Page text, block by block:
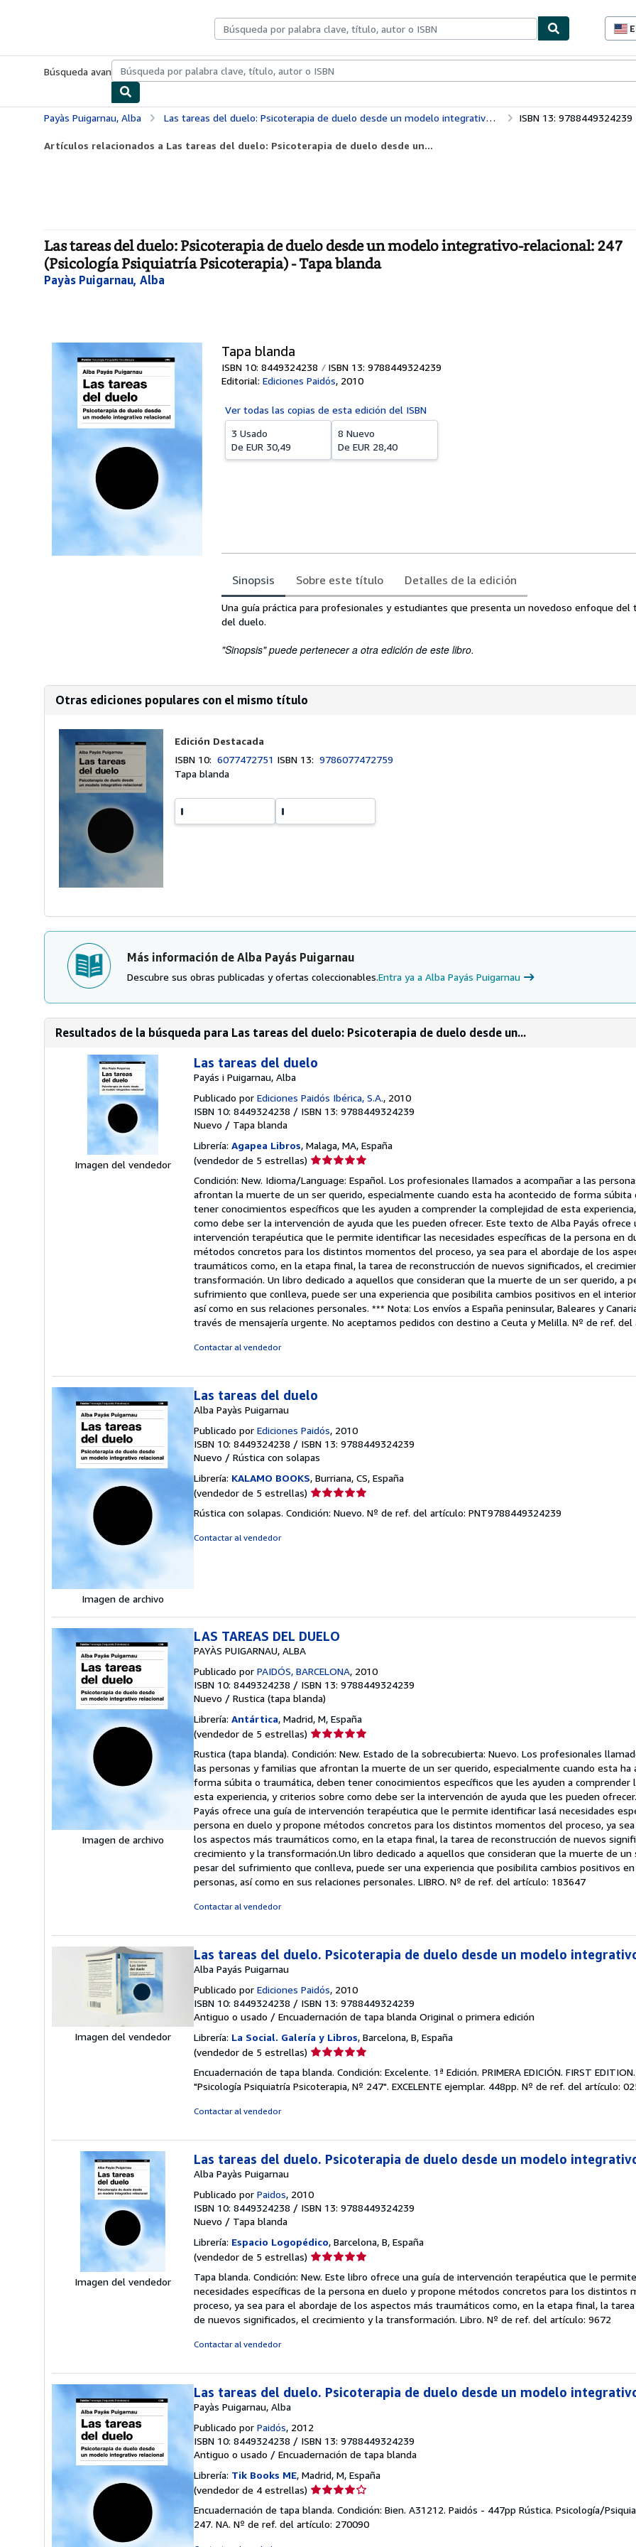
Búsqueda avanzadaColecciones Libros antiguosArte y coleccionismo
Payàs Puigarnau, Alba Las tareas del duelo: Psicoterapia de duelo desde un modelo integrativo-relacional: 247 (Psicología Psiquiatría Psicoterapia) ISBN 13: 9788449324239
Artículos relacionados a Las tareas del duelo: Psicoterapia de duelo desde un...
Las tareas del duelo: Psicoterapia de duelo desde un modelo integrativo-relacional: 247
(Psicología Psiquiatría Psicoterapia) - Tapa blanda
Payàs Puigarnau, Alba
Tapa blanda
ISBN 10: 8449324238
ISBN 13: 9788449324239
Editorial: Ediciones Paidós, 2010
Ver todas las copias de esta edición del ISBN
3 Usado
De EUR 30,49
8 Nuevo
De EUR 28,40
Sinopsis Sobre este título Detalles de la edición
Sinopsis
Una guía práctica para profesionales y estudiantes que presenta un novedoso enfoque del
del duelo.
"Sinopsis" puede pertenecer a otra edición de este libro.
Otras ediciones populares con el mismo título
Edición Destacada
ISBN 10:6077472751 ISBN 13:9786077472759
Tapa blanda
Más información de Alba Payás Puigarnau
Descubre sus obras publicadas y ofertas coleccionables.Entra ya a Alba Payás Puigarnau
Resultados de la búsqueda para Las tareas del duelo: Psicoterapia de duelo desde un...
Imagen del vendedor
Las tareas del duelo
Payás i Puigarnau, Alba
Publicado por Ediciones Paidós Ibérica, S.A., 2010
ISBN 10: 8449324238 / ISBN 13: 9788449324239
Nuevo / Tapa blanda
Librería: Agapea Libros, Malaga, MA, España
(vendedor de 5 estrellas) Calificación
vendedor:
5
de
5
estrellas
Condición: New. Idioma/Language: Español. Los profesionales llamados a acompañar a las
afrontan la muerte de un ser querido, especialmente cuando esta ha acontecido de forma súbita
tener conocimientos específicos que les ayuden a comprender la complejidad de esta
como debe ser la intervención de ayuda que les pueden ofrecer. Este texto de Alba Payás ofrece
intervención terapéutica que le permite identificar las necesidades específicas de la persona en
métodos concretos para los distintos momentos del proceso, ya sea para el abordaje de los
traumáticos como, en la etapa final, la tarea de reconstrucción de nuevos significados, el
transformación. Un libro dedicado a aquellos que consideran que la muerte de un ser querido, a
sufrimiento que conlleva, puede ser una experiencia que posibilita cambios positivos en el
así como en sus relaciones personales. *** Nota: Los envíos a España peninsular, Baleares y
través de mensajería urgente. No aceptamos pedidos con destino a Ceuta y Melilla. Nº de ref.
Contactar al vendedor
Imagen de archivo
Las tareas del duelo
Alba Payàs Puigarnau
Publicado por Ediciones Paidós, 2010
ISBN 10: 8449324238 / ISBN 13: 9788449324239
Nuevo / Rústica con solapas
Librería: KALAMO BOOKS, Burriana, CS, España
(vendedor de 5 estrellas) Calificación
vendedor:
Rústica con solapas. Condición: Nuevo. Nº de ref. del artículo: PNT9788449324239
Contactar al vendedor
Imagen de archivo
LAS TAREAS DEL DUELO
PAYÀS PUIGARNAU, ALBA
Publicado por PAIDÓS, BARCELONA, 2010
ISBN 10: 8449324238 / ISBN 13: 9788449324239
Nuevo / Rustica (tapa blanda)
Librería: Antártica, Madrid, M, España
(vendedor de 5 estrellas) Calificación
vendedor:
5
de
5
estrellas
Rustica (tapa blanda). Condición: New. Estado de la sobrecubierta: Nuevo. Los profesionales
las personas y familias que afrontan la muerte de un ser querido, especialmente cuando esta ha
forma súbita o traumática, deben tener conocimientos específicos que les ayuden a comprender
esta experiencia, y criterios sobre como debe ser la intervención de ayuda que les pueden
Payás ofrece una guía de intervención terapéutica que le permite identificar lasá necesidades
persona en duelo y propone métodos concretos para los distintos momentos del proceso, ya
los aspectos más traumáticos como, en la etapa final, la tarea de reconstrucción de nuevos
crecimiento y la transformación.Un libro dedicado a aquellos que consideran que la muerte de un
pesar del sufrimiento que conlleva, puede ser una experiencia que posibilita cambios positivos
personas, así como en sus relaciones personales. LIBRO. Nº de ref. del artículo: 183647
Contactar al vendedor
Imagen del vendedor
Las tareas del duelo. Psicoterapia de duelo desde un modelo
Alba Payás Puigarnau
Publicado por Ediciones Paidós, 2010
ISBN 10: 8449324238 / ISBN 13: 9788449324239
Antiguo o usado / Encuadernación de tapa blanda Original o primera edición
Librería: La Social. Galería y Libros, Barcelona, B, España
(vendedor de 5 estrellas) Calificación
vendedor:
5
Encuadernación de tapa blanda. Condición: Excelente. 1ª Edición. PRIMERA EDICIÓN. FIRST
"Psicología Psiquiatría Psicoterapia, Nº 247". EXCELENTE ejemplar. 448pp. Nº de ref. del artículo:
Contactar al vendedor
Imagen del vendedor
Las tareas del duelo. Psicoterapia de duelo desde un modelo
Alba Payàs Puigarnau
Publicado por Paidos, 2010
ISBN 10: 8449324238 / ISBN 13: 9788449324239
Nuevo / Tapa blanda
Librería: Espacio Logopédico, Barcelona, B, España
(vendedor de 5 estrellas) Calificación
vendedor:
5
de
5
Tapa blanda. Condición: New. Este libro ofrece una guía de intervención terapéutica que le
necesidades específicas de la persona en duelo y propone métodos concretos para los distintos
proceso, ya sea para el abordaje de los aspectos más traumáticos como, en la etapa final, la
de nuevos significados, el crecimiento y la transformación. Libro. Nº de ref. del artículo: 9672
Contactar al vendedor
Las tareas del duelo. Psicoterapia de duelo desde un modelo
Payàs Puigarnau, Alba
Publicado por Paidós, 2012
ISBN 10: 8449324238 / ISBN 13: 9788449324239
Antiguo o usado / Encuadernación de tapa blanda
Librería: Tik Books ME, Madrid, M, España
(vendedor de 4 estrellas) Calificación
vendedor:
4
Encuadernación de tapa blanda. Condición: Bien. A31212. Paidós - 447pp Rústica. Psicología/
247. NA. Nº de ref. del artículo: 270090